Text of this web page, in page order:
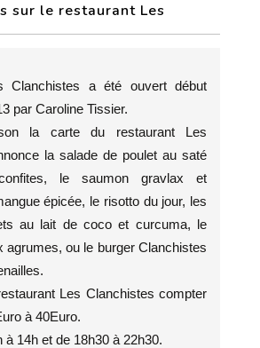
sur le restaurant Les
Clanchistes a été ouvert début
par Caroline Tissier.
la carte du restaurant Les
la salade de poulet au saté
le saumon gravlax et
épicée, le risotto du jour, les
au lait de coco et curcuma, le
agrumes, ou le burger Clanchistes
Les Clanchistes compter
à 40Euro.
à 14h et de 18h30 à 22h30.